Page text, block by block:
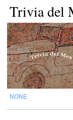
Trivia del
NONE